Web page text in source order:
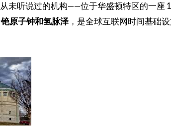
未听说过的机构——位于华盛顿特区的一座
原子钟和氢脉泽，是全球互联网时间基础